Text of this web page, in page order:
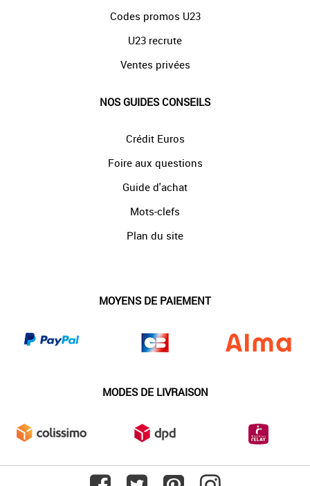
Codes promos U23
U23 recrute
Ventes privées
NOS GUIDES CONSEILS
Crédit Euros
Foire aux questions
Guide d'achat
Mots-clefs
Plan du site
MOYENS DE PAIEMENT
MODES DE LIVRAISON